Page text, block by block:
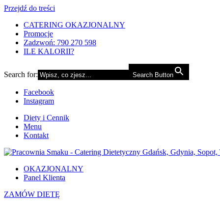
Przejdź do treści
CATERING OKAZJONALNY
Promocje
Zadzwoń: 790 270 598
ILE KALORII?
Search for: Search Button
Facebook
Instagram
Diety i Cennik
Menu
Kontakt
OKAZJONALNY
Panel Klienta
ZAMÓW DIETĘ